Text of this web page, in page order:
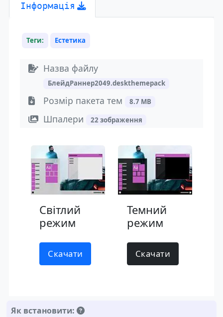
Інформація
Теги: Естетика
Назва файлу
БлейдРаннер2049.deskthemepack
Розмір пакета тем 8.7 MB
Шпалери 22 зображення
Світлий
режим
Скачати
Темний
режим
Скачати
Як встановити: